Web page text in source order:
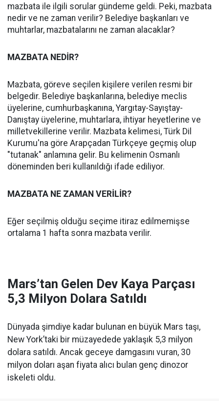
mazbata ile ilgili sorular gündeme geldi. Peki, mazbata
nedir ve ne zaman verilir? Belediye başkanları ve
muhtarlar, mazbatalarını ne zaman alacaklar?
MAZBATA NEDİR?
Mazbata, göreve seçilen kişilere verilen resmi bir
belgedir. Belediye başkanlarına, belediye meclis
üyelerine, cumhurbaşkanına, Yargıtay-Sayıştay-
Danıştay üyelerine, muhtarlara, ihtiyar heyetlerine ve
milletvekillerine verilir. Mazbata kelimesi, Türk Dil
Kurumu'na göre Arapçadan Türkçeye geçmiş olup
"tutanak" anlamına gelir. Bu kelimenin Osmanlı
döneminden beri kullanıldığı ifade ediliyor.
MAZBATA NE ZAMAN VERİLİR?
Eğer seçilmiş olduğu seçime itiraz edilmemişse
ortalama 1 hafta sonra mazbata verilir.
Mars’tan Gelen Dev Kaya Parçası
5,3 Milyon Dolara Satıldı
Dünyada şimdiye kadar bulunan en büyük Mars taşı,
New York’taki bir müzayedede yaklaşık 5,3 milyon
dolara satıldı. Ancak geceye damgasını vuran, 30
milyon doları aşan fiyata alıcı bulan genç dinozor
iskeleti oldu.